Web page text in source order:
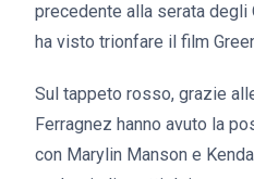
precedente alla serata degli
ha visto trionfare il film
Sul tappeto rosso, grazie
Ferragnez hanno avuto la
con Marylin Manson e